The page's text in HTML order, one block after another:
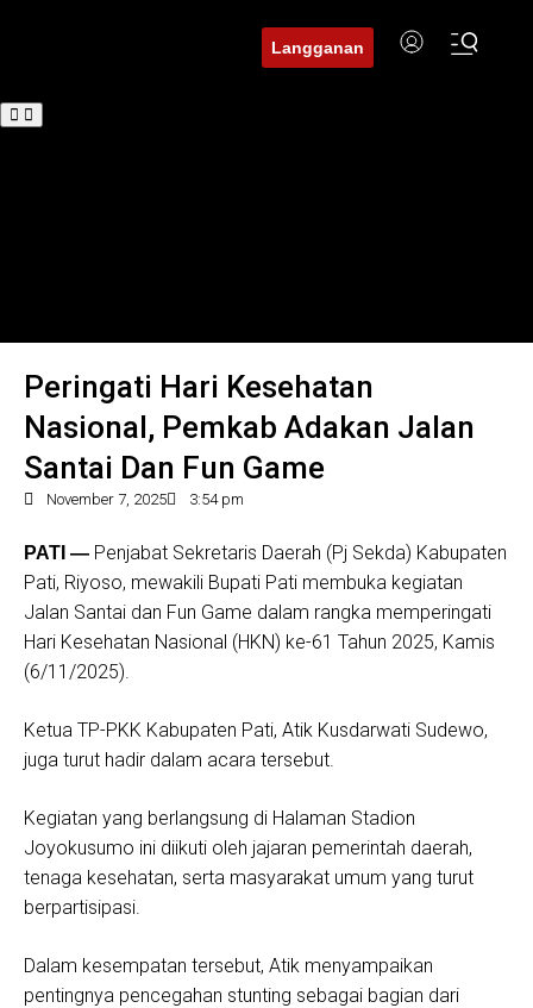
Langganan
Peringati Hari Kesehatan
Nasional, Pemkab Adakan Jalan
Santai Dan Fun Game
November 7, 2025 3:54 pm
PATI — Penjabat Sekretaris Daerah (Pj Sekda) Kabupaten
Pati, Riyoso, mewakili Bupati Pati membuka kegiatan
Jalan Santai dan Fun Game dalam rangka memperingati
Hari Kesehatan Nasional (HKN) ke-61 Tahun 2025, Kamis
(6/11/2025).
Ketua TP-PKK Kabupaten Pati, Atik Kusdarwati Sudewo,
juga turut hadir dalam acara tersebut.
Kegiatan yang berlangsung di Halaman Stadion
Joyokusumo ini diikuti oleh jajaran pemerintah daerah,
tenaga kesehatan, serta masyarakat umum yang turut
berpartisipasi.
Dalam kesempatan tersebut, Atik menyampaikan
pentingnya pencegahan stunting sebagai bagian dari